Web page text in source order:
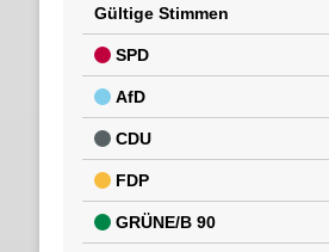
Gültige Stimmen
SPD
AfD
CDU
FDP
GRÜNE/B 90